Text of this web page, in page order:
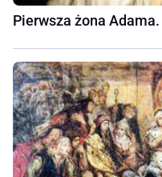
Pierwsza żona